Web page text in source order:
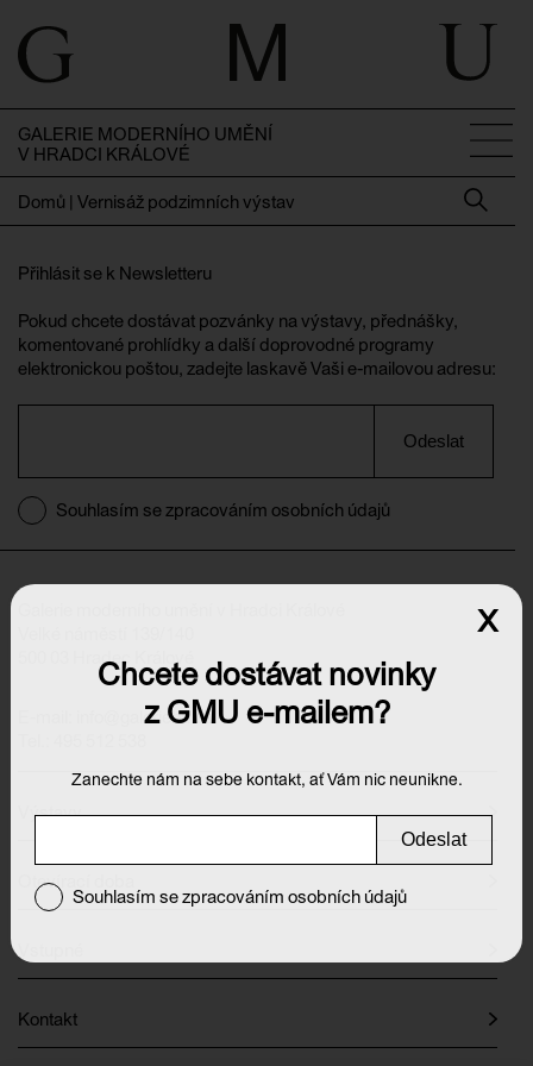
GALERIE MODERNÍHO UMĚNÍ
V HRADCI KRÁLOVÉ
Domů | Vernisáž podzimních výstav
Přihlásit se k Newsletteru
Pokud chcete dostávat pozvánky na výstavy, přednášky,
komentované prohlídky a další doprovodné programy
elektronickou poštou, zadejte laskavě Vaši e-mailovou adresu:
Odeslat
Souhlasím se zpracováním osobních údajů
500 03 Hradec Králové
info@galeriehk.cz
Výstavy
Otevírací doba
Kontakt
Chcete dostávat novinky
z GMU e-mailem?
Zanechte nám na sebe kontakt, ať Vám nic neunikne.
Odeslat
Souhlasím se zpracováním osobních údajů
x